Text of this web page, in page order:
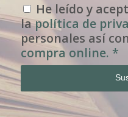
He leído y
lapolítica de
personales así
compra online. *